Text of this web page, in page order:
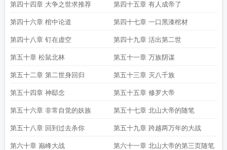
第四十四章 大争之世求推荐 第四十五章 有人成帝了
第四十六章 棺中论道 第四十七章 一口黑漆棺材
第四十八章 钉在虚空 第四十九章 活出第二世
第五十章 松鼠北林 第五十一章 万族阴谋
第五十二章 第二世身回归 第五十三章 灭八千族
第五十四章 神邸念 第五十五章 修罗大帝
第五十六章 非常自觉的妖族 第五十七章 北山大帝的随笔
第五十八章 回到过去杀你 第五十九章 跨越两万年的大战
第六十章 巅峰大战 第六十一章 北山大帝的第三页随笔